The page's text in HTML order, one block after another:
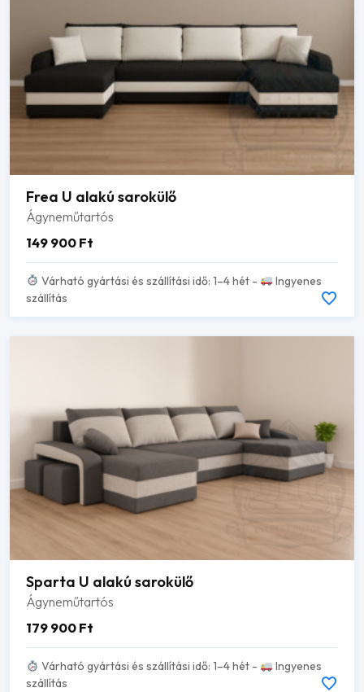
Frea U alakú sarokülő
Ágyneműtartós
149 900 Ft
Várható gyártási és szállítási idő: 1–4 hét -
Ingyenes
szállítás
Sparta U alakú sarokülő
Ágyneműtartós
179 900 Ft
Várható gyártási és szállítási idő: 1–4 hét -
Ingyenes
szállítás